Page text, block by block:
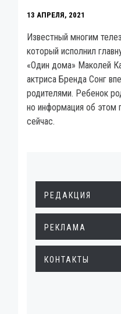
13 АПРЕЛЯ, 2021
Известный многим
который исполнил
«Один дома» Маколей
актриса Бренда Сонг
родителями. Ребенок
но информация об этом
сейчас.
РЕДАКЦИЯ
РЕКЛАМА
КОНТАКТЫ